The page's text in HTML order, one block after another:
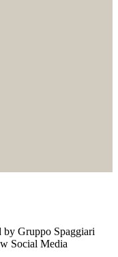
by Gruppo Spaggiari
Social Media